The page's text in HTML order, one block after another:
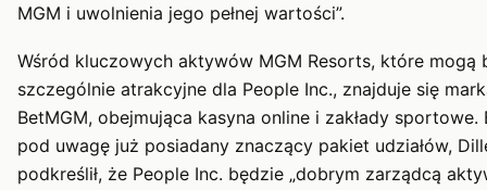
MGM i uwolnienia jego pełnej wartości”.
Wśród kluczowych aktywów MGM Resorts, które mogą
szczególnie atrakcyjne dla People Inc., znajduje się
BetMGM, obejmująca kasyna online i zakłady sportowe.
pod uwagę już posiadany znaczący pakiet udziałów,
podkreślił, że People Inc. będzie „dobrym zarządcą